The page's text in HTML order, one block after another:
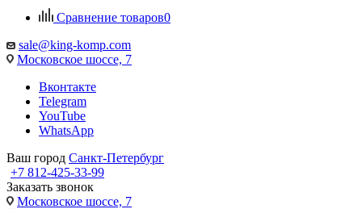
Сравнение товаров0
sale@king-komp.com
Московское шоссе, 7
Вконтакте
Telegram
YouTube
WhatsApp
Ваш город Санкт-Петербург
+7 812-425-33-99
Заказать звонок
Московское шоссе, 7